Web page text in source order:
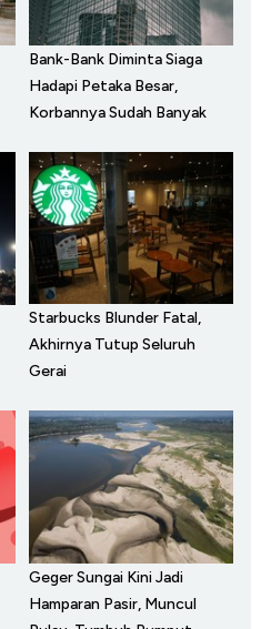
Bank-Bank Diminta Siaga
Hadapi Petaka Besar,
Korbannya Sudah Banyak
Starbucks Blunder Fatal,
Akhirnya Tutup Seluruh
Gerai
Geger Sungai Kini Jadi
Hamparan Pasir, Muncul